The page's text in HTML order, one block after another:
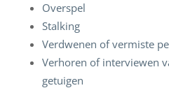
Overspel
Stalking
Verdwenen of vermiste
Verhoren of interviewen
getuigen